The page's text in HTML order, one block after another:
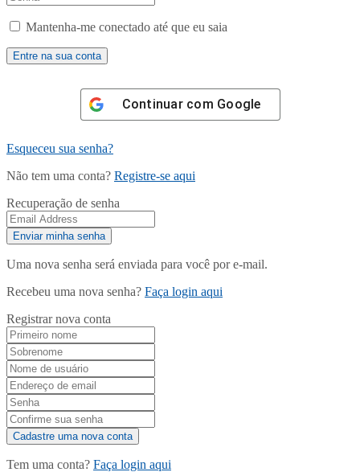
Mantenha-me conectado até que eu saia
Continuar com Google
Esqueceu sua senha?
Não tem uma conta? Registre-se aqui
Recuperação de senha
Uma nova senha será enviada para você por e-mail.
Recebeu uma nova senha? Faça login aqui
Registrar nova conta
Tem uma conta? Faça login aqui